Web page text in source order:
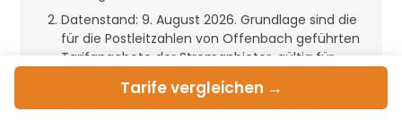
Datenstand: 9. August 2026. Grundlage sind die
für die Postleitzahlen von Offenbach geführten
Tarifangebote der Stromanbieter, gültig für
diesen Tag. Stromtarife können sich kurzfristig
ändern; die aktuell für Ihre Postleitzahl
verfügbaren Tarife rufen wir im verlinkten
Tarifevergleichen →